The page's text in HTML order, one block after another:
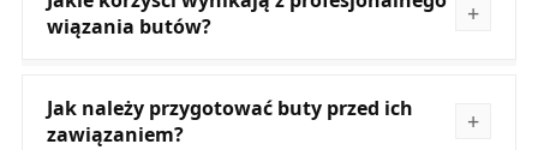
wiązania butów?
Jak należy przygotować buty przed ich
zawiązaniem?